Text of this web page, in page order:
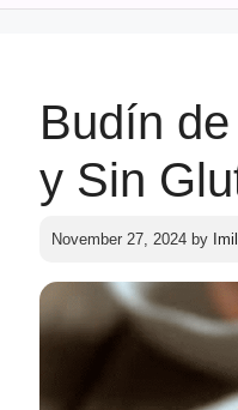
Budín
y Sin
November 27, 2024 by